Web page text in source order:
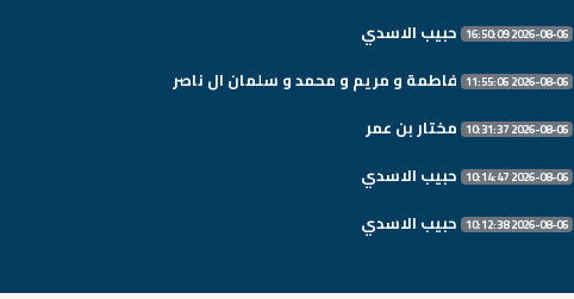
2026-08-06 16:50:09 حبيب الاسدي
2026-08-06 11:55:06 فاطمة و مريم و محمد و سلمان ال ناصر
2026-08-06 10:31:37 مختار بن عمر
2026-08-06 10:14:47 حبيب الاسدي
2026-08-06 10:12:38 حبيب الاسدي